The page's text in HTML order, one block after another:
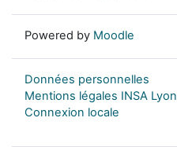
Powered by Moodle
Données personnelles
Mentions légales INSA Lyon
Connexion locale